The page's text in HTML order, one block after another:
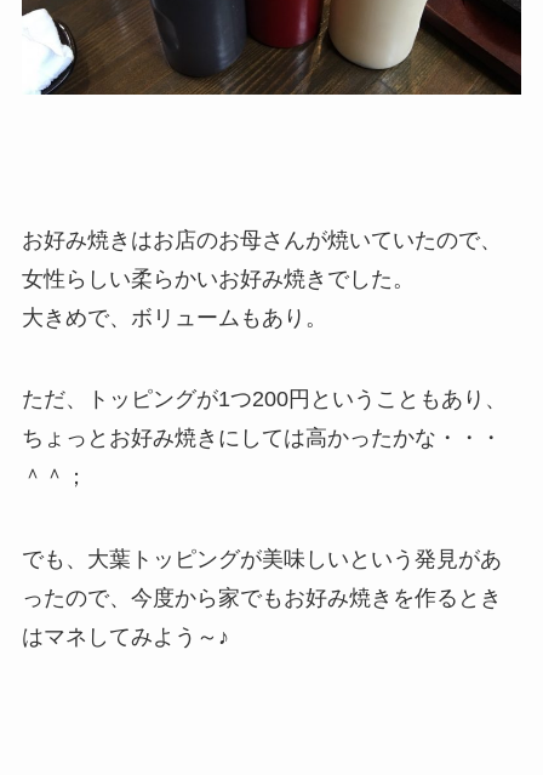
お好み焼きはお店のお母さんが焼いていたので、
女性らしい柔らかいお好み焼きでした。
大きめで、ボリュームもあり。
ただ、トッピングが1つ200円ということもあり、
ちょっとお好み焼きにしては高かったかな・・・
＾＾；
でも、大葉トッピングが美味しいという発見があ
ったので、今度から家でもお好み焼きを作るとき
はマネしてみよう～♪